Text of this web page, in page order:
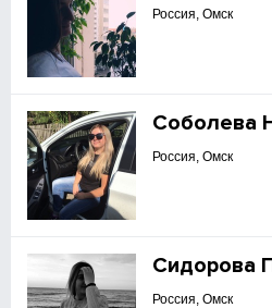
Россия, Омск
Соболева
Россия, Омск
Сидорова
Россия, Омск